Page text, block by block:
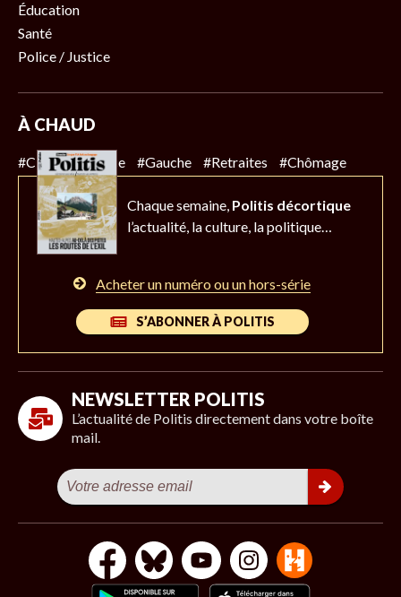
Éducation
Santé
Police / Justice
À CHAUD
#Climat #Police #Gauche #Retraites #Chômage
Chaque semaine, Politis décortique
l’actualité, la culture, la politique…
Acheter un numéro ou un hors-série
S’ABONNER À POLITIS
NEWSLETTER POLITIS
L’actualité de Politis directement dans votre boîte
mail.